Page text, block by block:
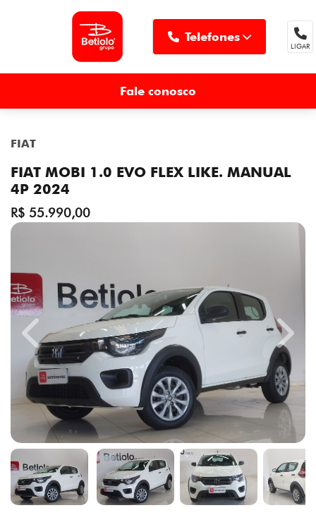
Telefones
LIGAR
Fale conosco
FIAT
FIAT MOBI 1.0 EVO FLEX LIKE. MANUAL
4P 2024
R$ 55.990,00
Previous Next